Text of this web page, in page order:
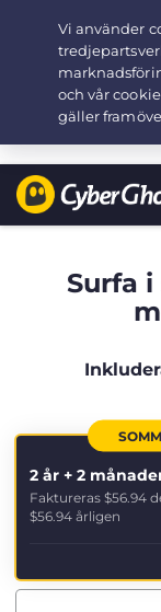
Your choice:The
Surfa
2 år + 2
Faktureras $56.94
$56.94 årligen